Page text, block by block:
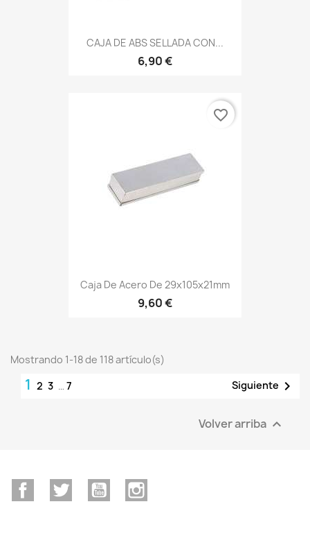
CAJA DE ABS SELLADA CON...
6,90 €
Caja De Acero De 29x105x21mm
9,60 €
favorite_border
Mostrando 1-18 de 118 artículo(s)
1 2 3 … 7 Siguiente 
Volver arriba 
FacebookTwitter YouTube